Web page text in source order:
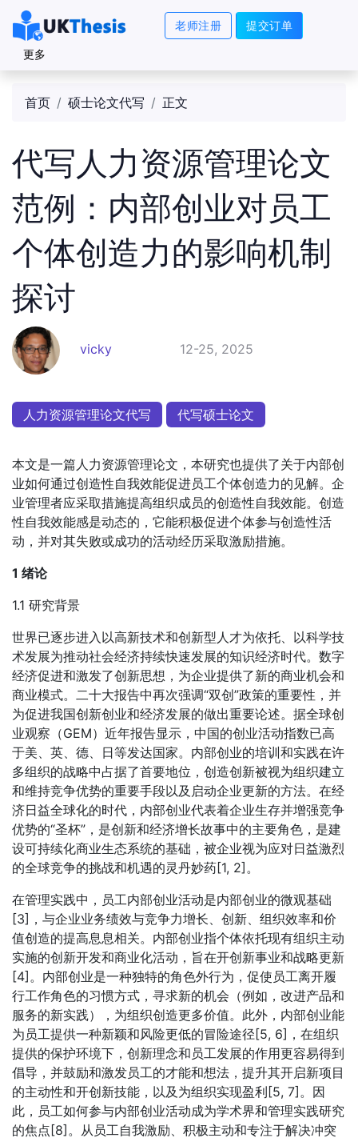
老师注册 提交订单
更多
首页 硕士论文代写 正文
代写人力资源管理论文
范例：内部创业对员工
个体创造力的影响机制
探讨
vicky 12-25, 2025
人力资源管理论文代写 代写硕士论文
本文是一篇人力资源管理论文，本研究也提供了关于内部创
业如何通过创造性自我效能促进员工个体创造力的见解。企
业管理者应采取措施提高组织成员的创造性自我效能。创造
性自我效能感是动态的，它能积极促进个体参与创造性活
动，并对其失败或成功的活动经历采取激励措施。
1 绪论
1.1 研究背景
世界已逐步进入以高新技术和创新型人才为依托、以科学技
术发展为推动社会经济持续快速发展的知识经济时代。数字
经济促进和激发了创新思想，为企业提供了新的商业机会和
商业模式。二十大报告中再次强调“双创”政策的重要性，并
为促进我国创新创业和经济发展的做出重要论述。据全球创
业观察（GEM）近年报告显示，中国的创业活动指数已高
于美、英、德、日等发达国家。内部创业的培训和实践在许
多组织的战略中占据了首要地位，创造创新被视为组织建立
和维持竞争优势的重要手段以及启动企业更新的方法。在经
济日益全球化的时代，内部创业代表着企业生存并增强竞争
优势的“圣杯”，是创新和经济增长故事中的主要角色，是建
设可持续化商业生态系统的基础，被企业视为应对日益激烈
的全球竞争的挑战和机遇的灵丹妙药[1, 2]。
在管理实践中，员工内部创业活动是内部创业的微观基础
[3]，与企业业务绩效与竞争力增长、创新、组织效率和价
值创造的提高息息相关。内部创业指个体依托现有组织主动
实施的创新开发和商业化活动，旨在开创新事业和战略更新
[4]。内部创业是一种独特的角色外行为，促使员工离开履
行工作角色的习惯方式，寻求新的机会（例如，改进产品和
服务的新实践），为组织创造更多价值。此外，内部创业能
为员工提供一种新颖和风险更低的冒险途径[5, 6]，在组织
提供的保护环境下，创新理念和员工发展的作用更容易得到
倡导，并鼓励和激发员工的才能和想法，提升其开启新项目
的主动性和开创新技能，以及为组织实现盈利[5, 7]。因
此，员工如何参与内部创业活动成为学术界和管理实践研究
的焦点[8]。从员工自我激励、积极主动和专注于解决冲突